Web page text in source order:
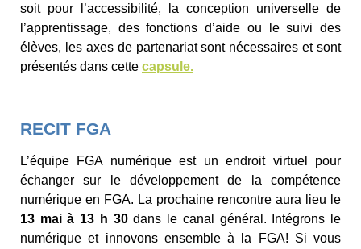
soit pour l’accessibilité, la conception universelle de
l’apprentissage, des fonctions d’aide ou le suivi des
élèves, les axes de partenariat sont nécessaires et sont
présentés dans cette capsule.
RECIT FGA
L’équipe FGA numérique est un endroit virtuel pour
échanger sur le développement de la compétence
numérique en FGA. La prochaine rencontre aura lieu le
13 mai à 13 h 30dans le canal général. Intégrons le
numérique et innovons ensemble à la FGA! Si vous